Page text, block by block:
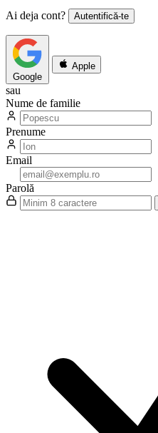
Ai deja cont? Autentifică-te
Google
Apple
sau
Nume de familie
Prenume
Email
Parolă